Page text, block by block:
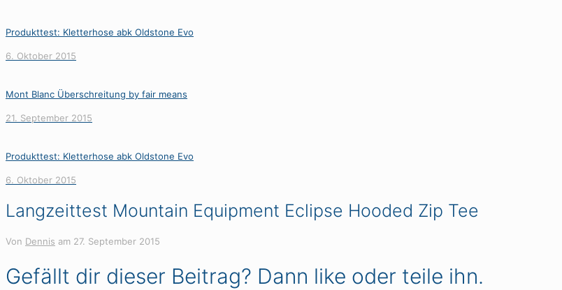
Produkttest: Kletterhose abk Oldstone Evo
6. Oktober 2015
Mont Blanc Überschreitung by fair means
21. September 2015
Produkttest: Kletterhose abk Oldstone Evo
6. Oktober 2015
Langzeittest Mountain Equipment Eclipse Hooded Zip Tee
Von Dennis am 27. September 2015
Gefällt dir dieser Beitrag? Dann like oder teile ihn.